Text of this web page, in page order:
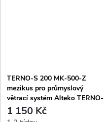
TERNO-S 200 MK-500-Z
mezikus pro průmyslový
větrací systém Alteko TERNO-
S
1 150 Kč